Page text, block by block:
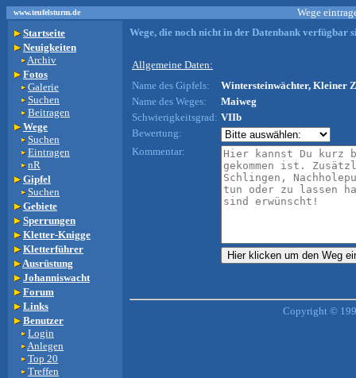
www.teufelsturm.de
Wege
Startseite
Neuigkeiten
Archiv
Fotos
Galerie
Suchen
Beitragen
Wege
Suchen
Eintragen
nR
Gipfel
Suchen
Gebiete
Sperrungen
Kletter-Knigge
Kletterführer
Ausrüstung
Johanniswacht
Forum
Links
Benutzer
Login
Anlegen
Top 20
Treffen
Wege, die noch nicht in der Datenbank verfügbar
Allgemeine Daten:
Name des Gipfels:
Wintersteinwächter, Kleiner
Name des Weges:
Maiweg
Schwierigkeitsgrad: VIIb
Bewertung:
Kommentar:
Copyright ©